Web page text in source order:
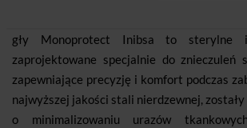
gły Monoprotect Inibsa to sterylne
zaprojektowane specjalnie do znieczuleń
zapewniające precyzję i komfort podczas
najwyższej jakości stali nierdzewnej,
o minimalizowaniu urazów